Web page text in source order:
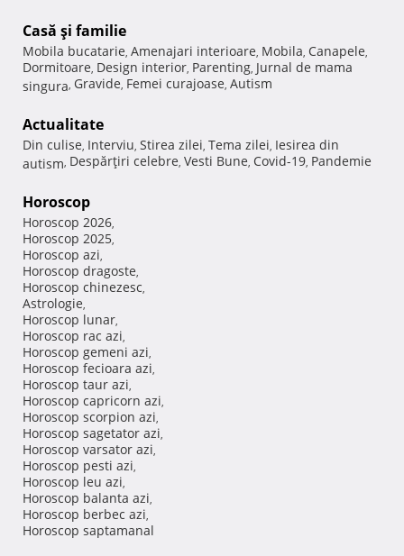
Casă şi familie
Mobila bucatarie, Amenajari interioare, Mobila, Canapele,
Dormitoare, Design interior, Parenting, Jurnal de mama
singura, Gravide, Femei curajoase, Autism
Actualitate
Din culise, Interviu, Stirea zilei, Tema zilei, Iesirea din
autism, Despărţiri celebre, Vesti Bune, Covid-19, Pandemie
Horoscop
Horoscop 2026,
Horoscop 2025,
Horoscop azi,
Horoscop dragoste,
Horoscop chinezesc,
Astrologie,
Horoscop lunar,
Horoscop rac azi,
Horoscop gemeni azi,
Horoscop fecioara azi,
Horoscop taur azi,
Horoscop capricorn azi,
Horoscop scorpion azi,
Horoscop sagetator azi,
Horoscop varsator azi,
Horoscop pesti azi,
Horoscop leu azi,
Horoscop balanta azi,
Horoscop berbec azi,
Horoscop saptamanal